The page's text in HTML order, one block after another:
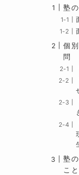
塾
個
問
塾
こと